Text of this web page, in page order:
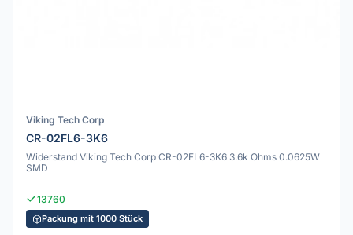
Viking Tech Corp
CR-02FL6-3K6
Widerstand Viking Tech Corp CR-02FL6-3K6 3.6k Ohms 0.0625W
SMD
13760
Packung mit 1000 Stück